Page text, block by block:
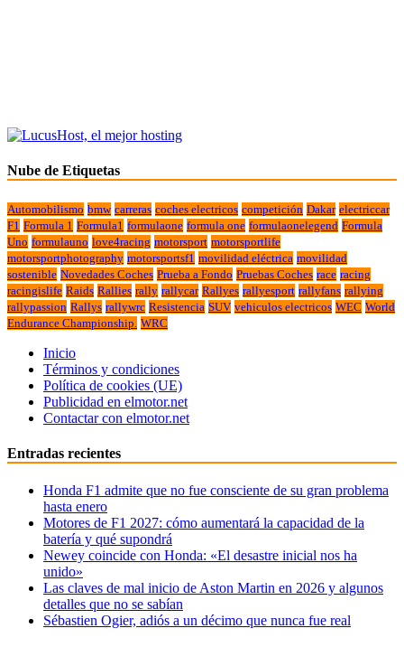
Nube de Etiquetas
Automobilismo bmw carreras coches electricos competición Dakar electriccar
F1 Formula 1 Formula1 formulaone formula one formulaonelegend Formula
Uno formulauno love4racing motorsport motorsportlife
motorsportphotography motorsportsf1 movilidad eléctrica movilidad
sostenible Novedades Coches Prueba a Fondo Pruebas Coches race racing
racingislife Raids Rallies rally rallycar Rallyes rallyesport rallyfans rallying
rallypassion Rallys rallywrc Resistencia SUV vehiculos electricos WEC World
Endurance Championship. WRC
Inicio
Términos y condiciones
Política de cookies (UE)
Publicidad en elmotor.net
Contactar con elmotor.net
Entradas recientes
Honda F1 admite que no fue consciente de su gran problema
hasta enero
Motores de F1 2027: cómo aumentará la capacidad de la
batería y qué supondrá
Newey coincide con Honda: «El desastre inicial nos ha
unido»
Las claves de mal inicio de Aston Martin en 2026 y algunos
detalles que no se sabían
Sébastien Ogier, adiós a un décimo que nunca fue real